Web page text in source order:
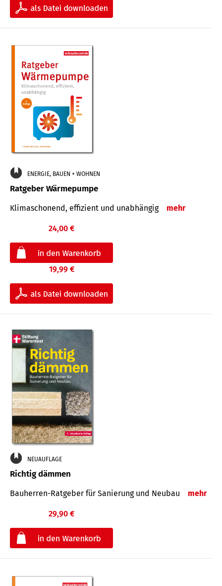
ENERGIE, BAUEN + WOHNEN
Ratgeber Wärmepumpe
Klimaschonend, effizient und unabhängig mehr
24,00 €
19,99 €
NEUAUFLAGE
Richtig dämmen
Bauherren-Ratgeber für Sanierung und Neubau mehr
29,90 €